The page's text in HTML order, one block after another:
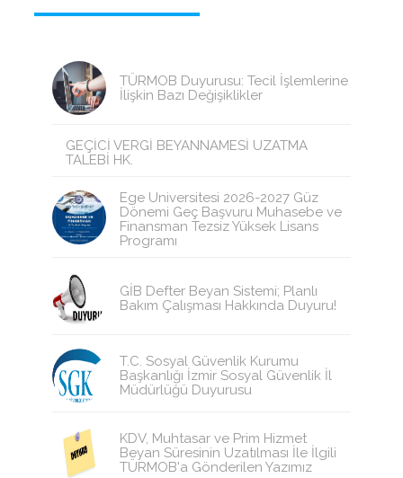
TÜRMOB Duyurusu: Tecil İşlemlerine
İlişkin Bazı Değişiklikler
GEÇİCİ VERGİ BEYANNAMESİ UZATMA
TALEBİ HK.
Ege Üniversitesi 2026-2027 Güz
Dönemi Geç Başvuru Muhasebe ve
Finansman Tezsiz Yüksek Lisans
Programı
GİB Defter Beyan Sistemi; Planlı
Bakım Çalışması Hakkında Duyuru!
T.C. Sosyal Güvenlik Kurumu
Başkanlığı İzmir Sosyal Güvenlik İl
Müdürlüğü Duyurusu
KDV, Muhtasar ve Prim Hizmet
Beyan Süresinin Uzatılması İle İlgili
TÜRMOB'a Gönderilen Yazımız